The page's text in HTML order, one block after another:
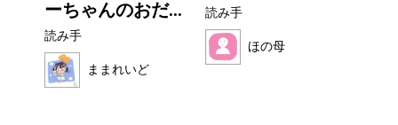
ーちゃんのおだ...
読み手
ままれいど
読み手
ほの母